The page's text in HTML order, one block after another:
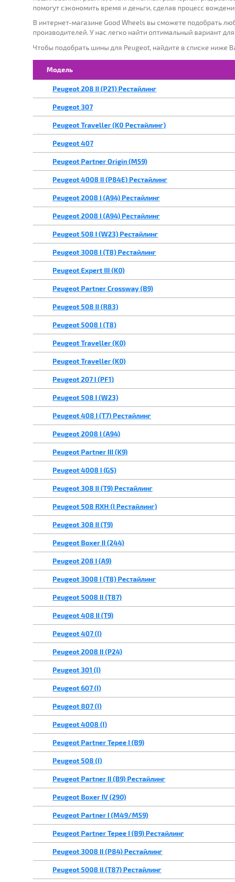
МАРКА:
Выберите
ГОД
помогут сэкономить время и деньги, сделав процесс
В интернет-магазине Good Wheels вы сможете подобрать
производителей. У нас легко найти оптимальный вариант
Чтобы подобрать шины для Peugeot, найдите в списке ниже
Модель
Peugeot 208 II (P21) Рестайлинг
Peugeot 307
Peugeot Traveller (K0 Рестайлинг)
Peugeot 407
Peugeot Partner Origin (M59)
Peugeot 4008 II (P84E) Рестайлинг
Peugeot 2008 I (A94) Рестайлинг
Peugeot 2008 I (A94) Рестайлинг
Peugeot 508 I (W23) Рестайлинг
Peugeot 3008 I (T8) Рестайлинг
Peugeot Expert III (K0)
Peugeot Partner Crossway (B9)
Peugeot 508 II (R83)
Peugeot 5008 I (T8)
Peugeot Traveller (K0)
Peugeot Traveller (K0)
Peugeot 207 I (PF1)
Peugeot 508 I (W23)
Peugeot 408 I (T7) Рестайлинг
Peugeot 2008 I (A94)
Peugeot Partner III (K9)
Peugeot 4008 I (GS)
Peugeot 308 II (T9) Рестайлинг
Peugeot 508 RXH (I Рестайлинг)
Peugeot 308 II (T9)
Peugeot Boxer II (244)
Peugeot 208 I (A9)
Peugeot 3008 I (T8) Рестайлинг
Peugeot 5008 II (T87)
Peugeot 408 II (T9)
Peugeot 407 (I)
Peugeot 2008 II (P24)
Peugeot 301 (I)
Peugeot 607 (I)
Peugeot 807 (I)
Peugeot 4008 (I)
Peugeot Partner Tepee I (B9)
Peugeot 508 (I)
Peugeot Partner II (B9) Рестайлинг
Peugeot Boxer IV (290)
Peugeot Partner I (M49/M59)
Peugeot Partner Tepee I (B9) Рестайлинг
Peugeot 3008 II (P84) Рестайлинг
Peugeot 5008 II (T87) Рестайлинг